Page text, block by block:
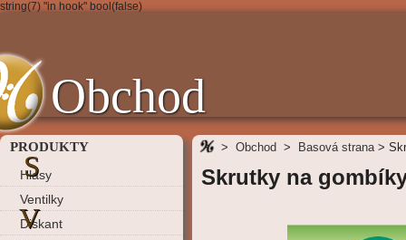
string(7) "in hook" bool(false)
Obchod
PRODUKTY
Hlasy
Ventilky
Diskant
S
V
> Obchod > Basová strana >
Skrutky na